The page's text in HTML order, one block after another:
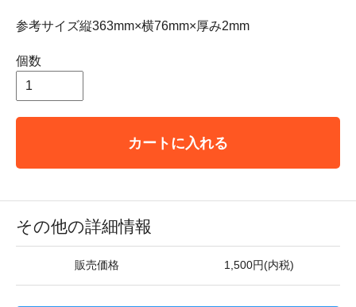
参考サイズ縦363mm×横76mm×厚み2mm
個数
カートに入れる
その他の詳細情報
販売価格 1,500円(内税)